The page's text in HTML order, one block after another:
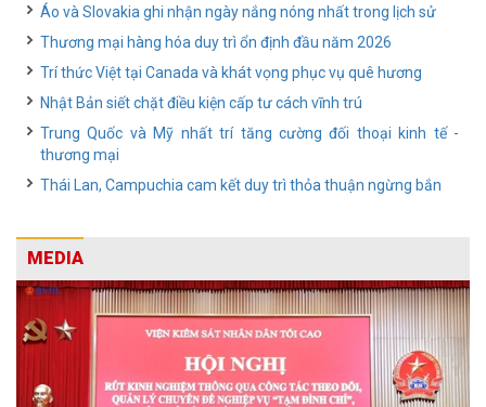
Áo và Slovakia ghi nhận ngày nắng nóng nhất trong lịch sử
Thương mại hàng hóa duy trì ổn định đầu năm 2026
Trí thức Việt tại Canada và khát vọng phục vụ quê hương
Nhật Bản siết chặt điều kiện cấp tư cách vĩnh trú
Trung Quốc và Mỹ nhất trí tăng cường đối thoại kinh tế -
thương mại
Thái Lan, Campuchia cam kết duy trì thỏa thuận ngừng bắn
MEDIA